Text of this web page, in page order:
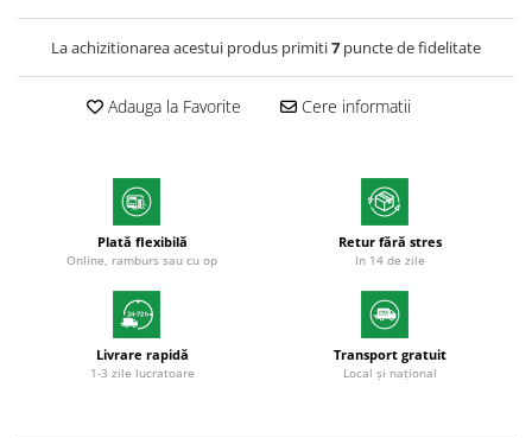
Markere cu vopsea
Hartie pentru print digital
Hartie in formate mari
Hartie foto
Hartie milimetrica
Hartie pentru ambalaj
Produse din hartie
La achizitionarea acestui produs primiti7 puncte de fidelitate
Adauga la Favorite Cere informatii
Plată flexibilă
Online, ramburs sau cu op
Retur fără stres
In 14 de zile
Livrare rapidă
1-3 zile lucratoare
Transport gratuit
Local și național